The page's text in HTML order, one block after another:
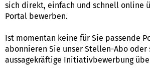
sich direkt, einfach und schnell online
Portal bewerben.
Ist momentan keine für Sie passende
abonnieren Sie unser Stellen-Abo oder
aussagekräftige Initiativbewerbung